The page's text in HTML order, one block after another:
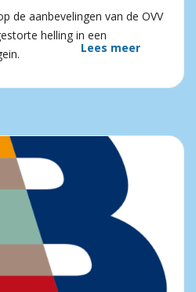
de aanbevelingen van de OVV
helling in een
Lees meer